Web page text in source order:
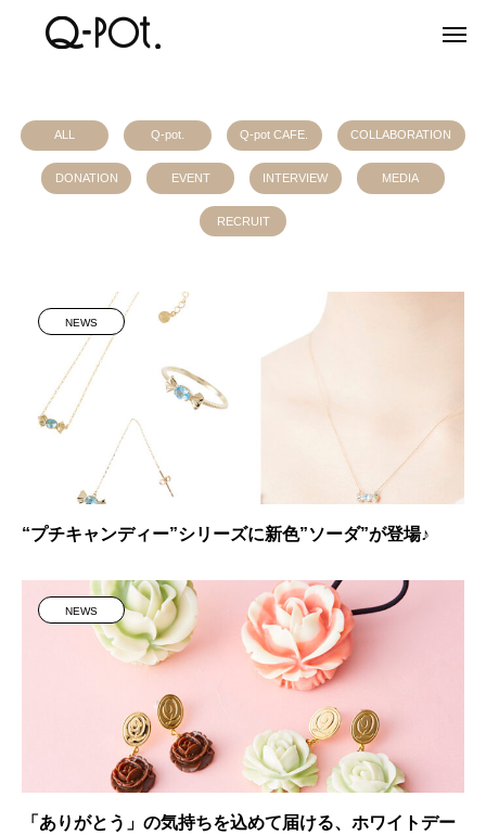
ALL Q-pot. Q-pot CAFE. COLLABORATION
DONATION EVENT INTERVIEW MEDIA
RECRUIT
NEWS
“プチキャンディー”シリーズに新色”ソーダ”が登場♪
NEWS
「ありがとう」の気持ちを込めて届ける、ホワイトデー